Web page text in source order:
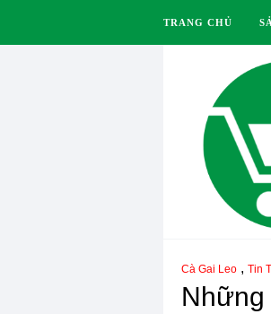
TRANG CHỦ
Cà Gai Leo , Tin